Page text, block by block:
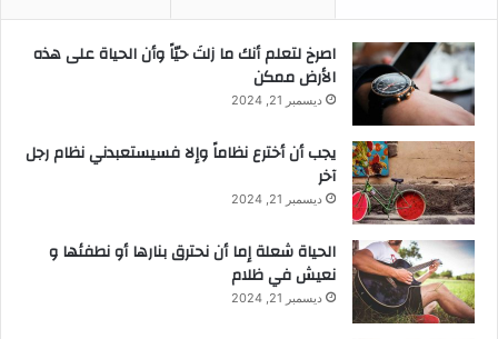
‫اصرخ لتعلم أنك ما زلتَ حيّاً وأن الحياة على هذه
الأرض ممكن
ديسمبر 21, 2024
يجب أن أخترع نظاماً وإلا فسيستعبدني نظام رجل
آخر
ديسمبر 21, 2024
الحياة شعلة إما أن نحترق بنارها أو نطفئها و
نعيش في ظلام
ديسمبر 21, 2024